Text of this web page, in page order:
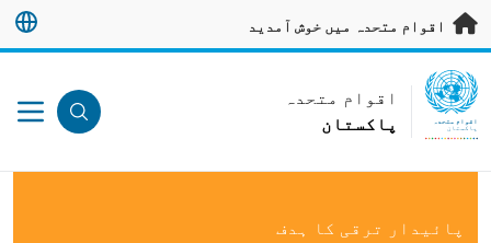
مرکزی مواد پر جائیں
اقوام متحدہ میں خوش آمدید
UN Logo
اقوام متحدہ
پاکستان
اقوام متحدہ
پاکستان
پائیدار ترقی کا ہدف